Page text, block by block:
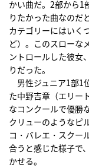
かい曲だ。2部から1
りたかった曲なのだ
カテゴリーにはいく
ど）。このスローな
ントロールした彼女
りだった。
男性ジュニア1部1
た中野吉章（エリー
なコンクールで優勝
クリューのようなピ
コ・バレエ・スクー
合うと感じた様子で
かせる。